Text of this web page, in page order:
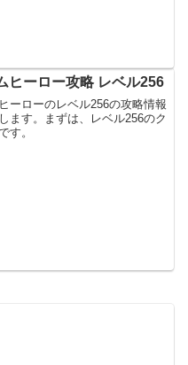
ヒーロー攻略 レベル256
ーローのレベル256の攻略情報
ます。まずは、レベル256のク
す。